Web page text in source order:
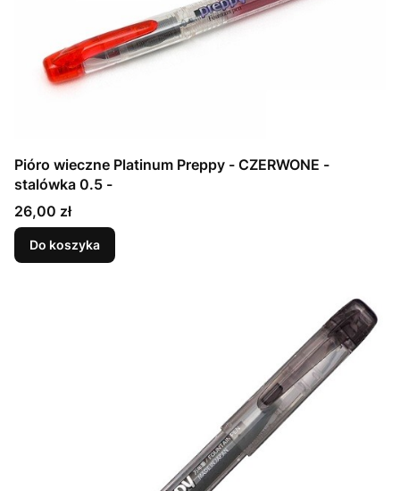
Pióro wieczne Platinum Preppy - CZERWONE -
stalówka 0.5 -
Cena
26,00 zł
Do koszyka